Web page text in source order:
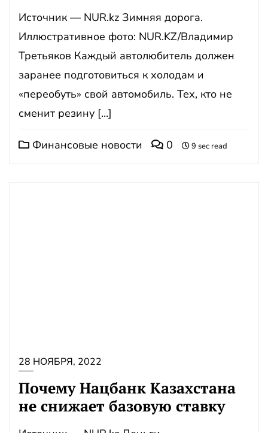
Источник — NUR.kz Зимняя дорога.
Иллюстративное фото: NUR.KZ/Владимир
Третьяков Каждый автолюбитель должен
заранее подготовиться к холодам и
«переобуть» свой автомобиль. Тех, кто не
сменит резину […]
Финансовые новости 0 9 sec read
28 НОЯБРЯ, 2022
Почему Нацбанк Казахстана
не снижает базовую ставку